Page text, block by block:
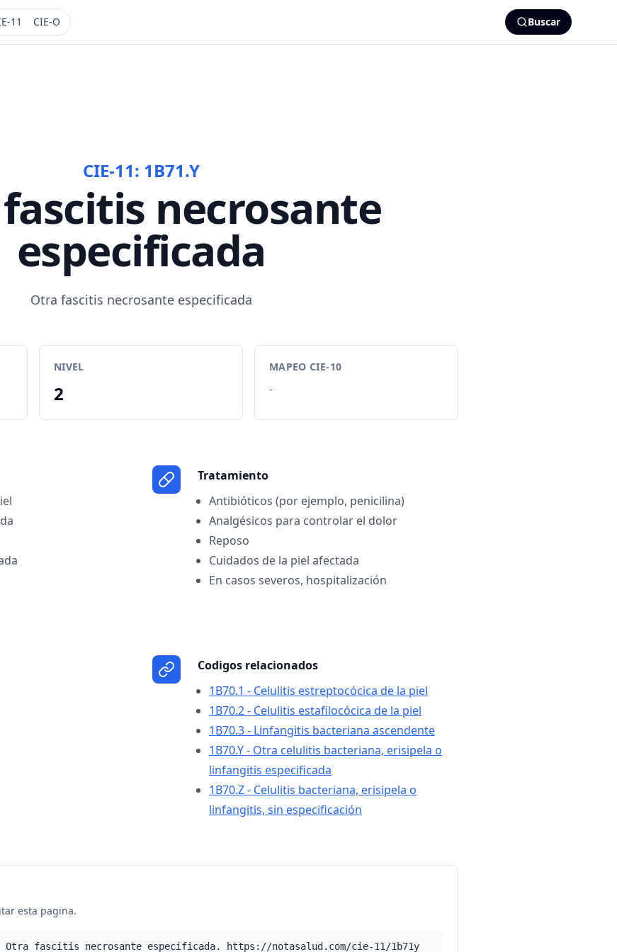
11 CIE-O Buscar
CIE-11: 1B71.Y
necrosante
especificada
Otra fascitis necrosante especificada
NIVEL
2
MAPEO CIE-10
-
Tratamiento
Antibióticos (por ejemplo, penicilina)
Analgésicos para controlar el dolor
Reposo
Cuidados de la piel afectada
En casos severos, hospitalización
Codigos relacionados
1B70.1 - Celulitis estreptocócica de la piel
1B70.2 - Celulitis estafilocócica de la piel
1B70.3 - Linfangitis bacteriana ascendente
1B70.Y - Otra celulitis bacteriana, erisipela o
linfangitis especificada
1B70.Z - Celulitis bacteriana, erisipela o
linfangitis, sin especificación
esta pagina.
Otra fascitis necrosante especificada. https://notasalud.com/cie-11/1b71y